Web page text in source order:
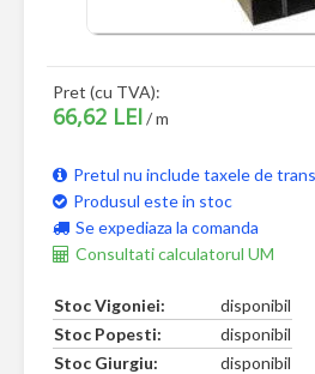
Pret (cu TVA):
66,62 LEI/ m
Pretul nu include taxele de
Produsul este in stoc
Se expediaza la comanda
Consultati calculatorul UM
Stoc Vigoniei:
disponibil
Stoc Popesti:
disponibil
Stoc Giurgiu:
disponibil